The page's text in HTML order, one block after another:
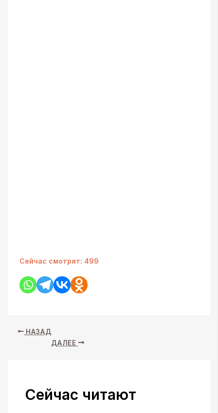
Сейчас смотрят: 499
НАЗАД
ДАЛЕЕ
Сейчас читают